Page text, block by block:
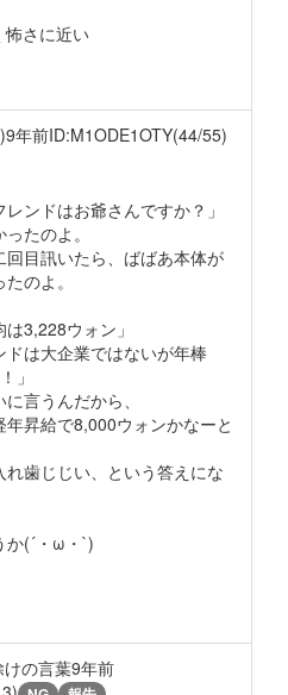
怖さに近い
9年前ID:M1ODE1OTY(44/55)
レンドはお爺さんですか？」
たのよ。
回目訊いたら、ばばあ本体が
のよ。
は3,228ウォン」
ドは大企業ではないが年棒
」
言うんだから、
昇給で8,000ウォンかなーと
れ歯じじい、という答えにな
か(´・ω・`)
けの言葉9年前